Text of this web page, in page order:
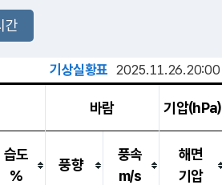
-mm
간
기상실황표 2025.11.26.20:00
바람 기압(hPa)
습도
%
풍향
풍속
m/s
해면
기압